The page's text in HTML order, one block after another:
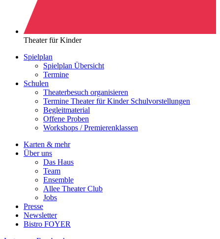
Theater für Kinder
Spielplan
Spielplan Übersicht
Termine
Schulen
Theaterbesuch organisieren
Termine Theater für Kinder Schulvorstellungen
Begleitmaterial
Offene Proben
Workshops / Premierenklassen
Karten & mehr
Über uns
Das Haus
Team
Ensemble
Allee Theater Club
Jobs
Presse
Newsletter
Bistro FOYER